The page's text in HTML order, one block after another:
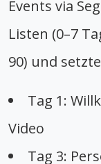
Events via
Listen (0–7
90) und
Tag 1:
Video
Tag 3: